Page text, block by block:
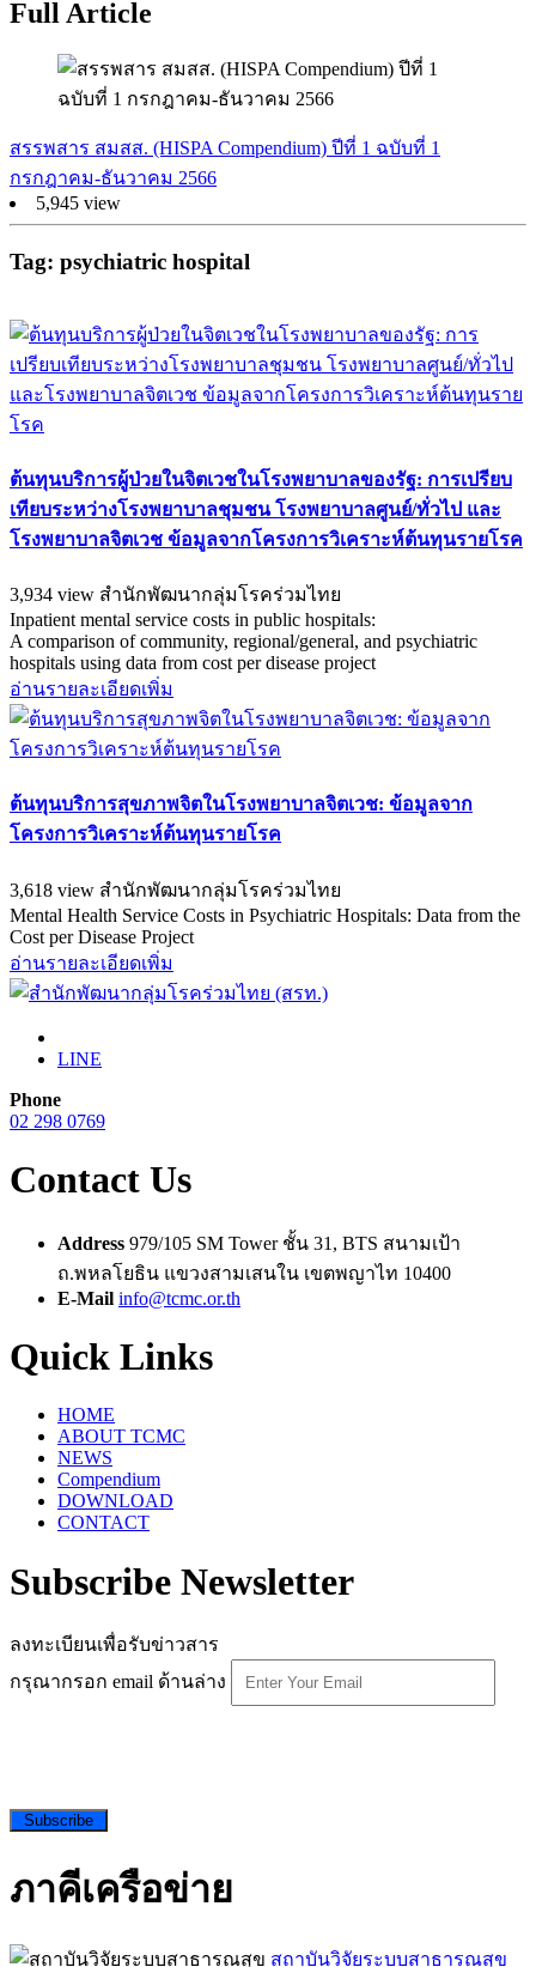
Full Article
สรรพสาร สมสส. (HISPA Compendium) ปีที่ 1 ฉบับที่ 1
กรกฎาคม-ธันวาคม 2566
5,945 view
Tag: psychiatric hospital
ต้นทุนบริการผู้ป่วยในจิตเวชในโรงพยาบาลของรัฐ: การเปรียบ
เทียบระหว่างโรงพยาบาลชุมชน โรงพยาบาลศูนย์/ทั่วไป และ
โรงพยาบาลจิตเวช ข้อมูลจากโครงการวิเคราะห์ต้นทุนรายโรค
3,934 view สำนักพัฒนากลุ่มโรคร่วมไทย
Inpatient mental service costs in public hospitals:
A comparison of community, regional/general, and psychiatric
hospitals using data from cost per disease project
อ่านรายละเอียดเพิ่ม
ต้นทุนบริการสุขภาพจิตในโรงพยาบาลจิตเวช: ข้อมูลจาก
โครงการวิเคราะห์ต้นทุนรายโรค
3,618 view สำนักพัฒนากลุ่มโรคร่วมไทย
Mental Health Service Costs in Psychiatric Hospitals: Data from the
Cost per Disease Project
อ่านรายละเอียดเพิ่ม
LINE
Phone
02 298 0769
Contact Us
Address 979/105 SM Tower ชั้น 31, BTS สนามเป้า
ถ.พหลโยธิน แขวงสามเสนใน เขตพญาไท 10400
E-Mail info@tcmc.or.th
Quick Links
HOME
ABOUT TCMC
NEWS
Compendium
DOWNLOAD
CONTACT
Subscribe Newsletter
ลงทะเบียนเพื่อรับข่าวสาร
กรุณากรอก email ด้านล่าง
Subscribe
ภาคีเครือข่าย
สถาบันวิจัยระบบสาธารณสุข